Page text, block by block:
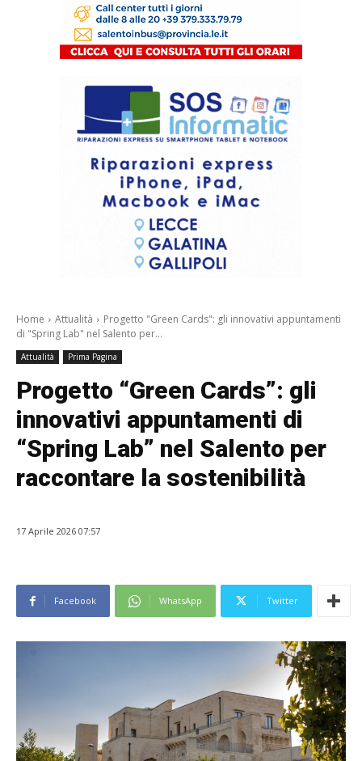
Home Attualità
Progetto "Green Cards": gli innovativi appuntamenti
di "Spring Lab" nel Salento per...
Attualità Prima Pagina
Progetto “Green Cards”: gli
innovativi appuntamenti di
“Spring Lab” nel Salento per
raccontare la sostenibilità
17 Aprile 2026 07:57
Facebook WhatsApp Twitter